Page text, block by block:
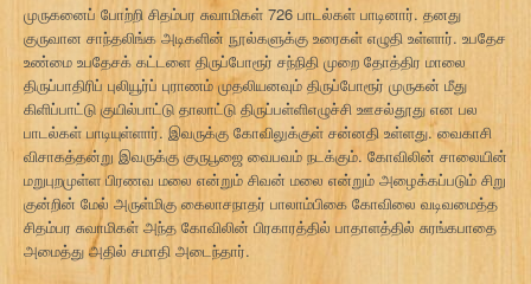
முருகனைப் போற்றி சிதம்பர சுவாமிகள் 726 பாடல்கள் பாடினார். தனது
குருவான சாந்தலிங்க அடிகளின் நூல்களுக்கு உரைகள் எழுதி உள்ளார். உபதேச
உண்மை உபதேசக் கட்டளை திருப்போரூர் சந்நிதி முறை தோத்திர மாலை
திருப்பாதிரிப் புலியூர்ப் புராணம் முதலியனவும் திருப்போரூர் முருகன் மீது
கிளிப்பாட்டு குயில்பாட்டு தாலாட்டு திருப்பள்ளிஎழுச்சி ஊசல்தூது என பல
பாடல்கள் பாடியுள்ளார். இவருக்கு கோவிலுக்குள் சன்னதி உள்ளது. வைகாசி
விசாகத்தன்று இவருக்கு குருபூஜை வைபவம் நடக்கும். கோவிலின் சாலையின்
மறுபுறமுள்ள பிரணவ மலை என்றும் சிவன் மலை என்றும் அழைக்கப்படும் சிறு
குன்றின் மேல் அருள்மிகு கைலாசநாதர் பாலாம்பிகை கோவிலை வடிவமைத்த
சிதம்பர சுவாமிகள் அந்த கோவிலின் பிரகாரத்தில் பாதாளத்தில் சுரங்கபாதை
அமைத்து அதில் சமாதி அடைந்தார்.